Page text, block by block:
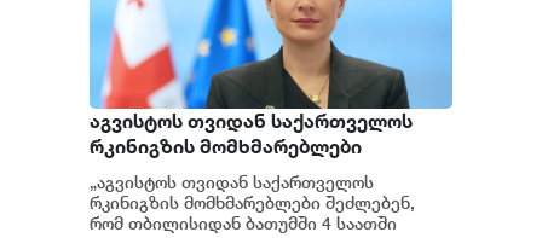
აგვისტოს თვიდან საქართველოს
რკინიგზის მომხმარებლები
შეძლებენ, რომ თბილისიდან
ბათუმში 4 საათში იმგზავრონ -
თამარ იოსელიანი
„აგვისტოს თვიდან საქართველოს
რკინიგზის მომხმარებლები შეძლებენ,
რომ თბილისიდან ბათუმში 4 საათში